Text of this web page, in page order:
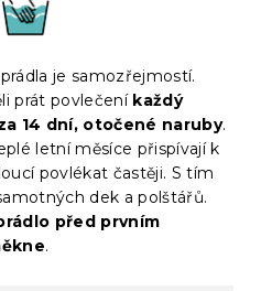
je samozřejmostí.
prát povlečení každý
14 dní, otočené naruby.
letní měsíce přispívají k
povlékat častěji. S tím
dek a polštářů.
před prvním
.